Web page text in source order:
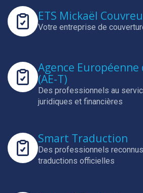
ETS Mickaël
Votre entreprise de
Agence
(AE-T)
Des professionnels au
juridiques et financières
Smart Traduction
Des professionnels
traductions officielles